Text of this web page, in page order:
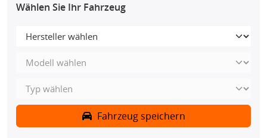
Wählen Sie Ihr Fahrzeug
Fahrzeug speichern